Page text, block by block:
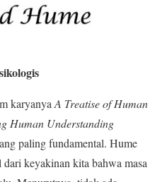
karyanyaA Treatise of Human
Human Understanding
paling fundamental. Hume
dari keyakinan kita bahwa masa